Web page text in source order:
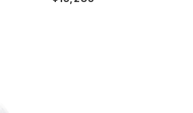
マ
ィース マルチカラー キッズ KID